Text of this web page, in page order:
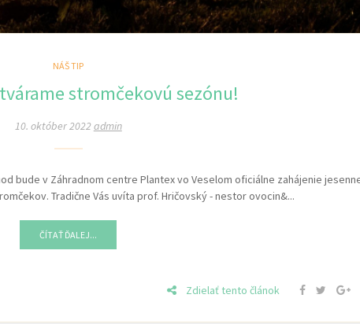
NÁŠ TIP
stromčekovú sezónu!
10. október 2022admin
bude v Záhradnom centre Plantex vo Veselom oficiálne zahájenie
Tradične Vás uvíta prof. Hričovský - nestor ovocin&...
ČÍTAŤ ĎALEJ...
Zdielať tento článok